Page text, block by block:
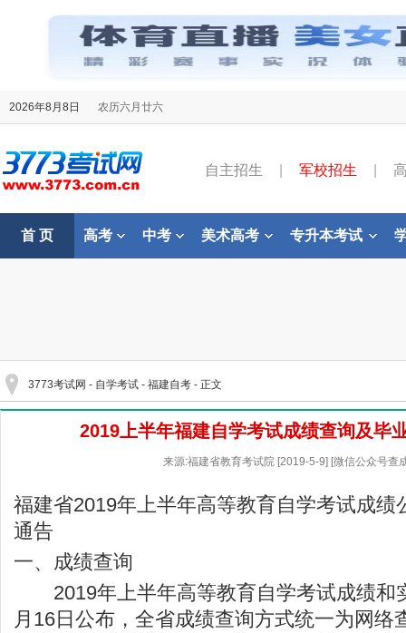
2026年8月8日 农历六月廿六
自主招生 军校招生
首 页 高考 中考 美术高考 专升本考试
3773考试网 - 自学考试 - 福建自考 - 正文
2019上半年福建自学考试成绩查询及毕
来源:福建省教育考试院 [2019-5-9] [微信公众号查
福建省2019年上半年高等教育自学考试成绩
通告
一、成绩查询
2019年上半年高等教育自学考试成绩和
月16日公布，全省成绩查询方式统一为网络